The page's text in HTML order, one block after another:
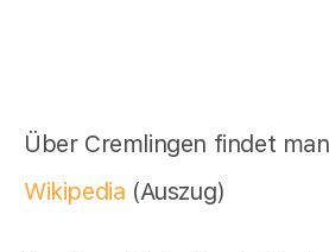
Über Cremlingen findet
Wikipedia (Auszug)